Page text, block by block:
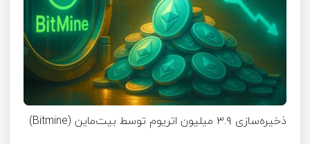
ذخیره‌سازی ۳.۹ میلیون اتریوم توسط بیت‌ماین (Bitmine)